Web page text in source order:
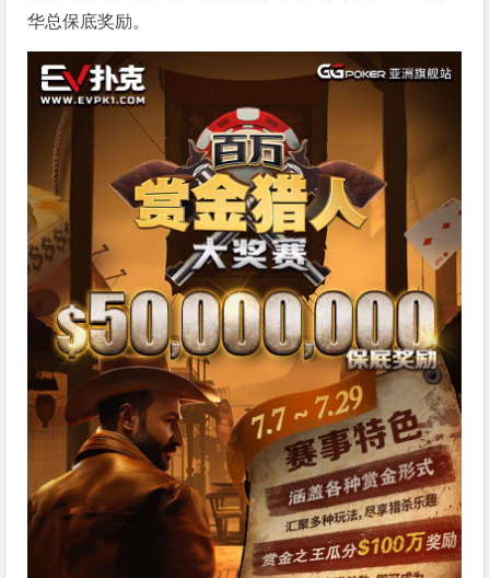
华总保底奖励。